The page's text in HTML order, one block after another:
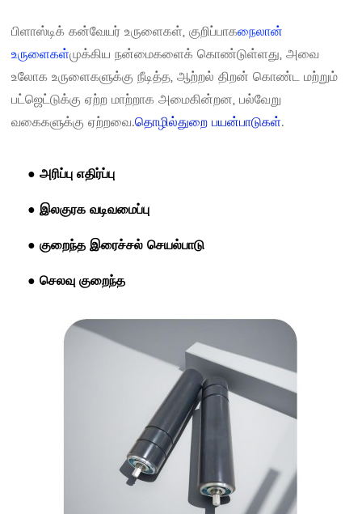
பிளாஸ்டிக் கன்வேயர் உருளைகள், குறிப்பாகநைலான்
உருளைகள்முக்கிய நன்மைகளைக் கொண்டுள்ளது, அவை
உலோக உருளைகளுக்கு நீடித்த, ஆற்றல் திறன் கொண்ட மற்றும்
பட்ஜெட்டுக்கு ஏற்ற மாற்றாக அமைகின்றன, பல்வேறு
வகைகளுக்கு ஏற்றவை.தொழில்துறை பயன்பாடுகள்.
● அரிப்பு எதிர்ப்பு
● இலகுரக வடிவமைப்பு
● குறைந்த இரைச்சல் செயல்பாடு
● செலவு குறைந்த